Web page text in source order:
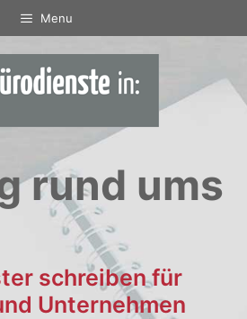
Menu
rund ums
schreiben für
Unternehmen